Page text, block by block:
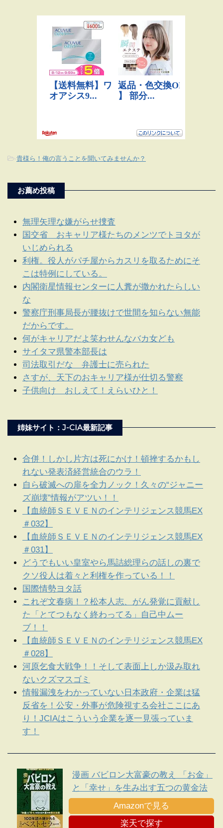
-貴様ら！俺の言うことを聞いてみませんか？
お薦め投稿
無理矢理な嫌がらせ捜査
国交省 おキャリア様たちのメンツでトヨタが
いじめられる
利権。役人がパチ屋からカスリを取るためにそ
こは特例にしている。
内閣衛星情報センターに人糞が撒かれたらしい
な
警察庁刑事局長が腰抜けで世間を知らない無能
だからです。
何がキャリアだよ笑わせんなバカ女ども
サイタマ県警本部長は
司法取引だな 弁護士に売られた
さすが、天下のおキャリア様が仕切る警察
子供向け おしえて！えらいひと！
姉妹サイト：J-CIA最新記事
合併！しかし片方は死にかけ！頓挫するかもし
れない発表済経営統合のウラ！
自ら破滅への扉を全力ノック！久々の“ジャニー
ズ崩壊”情報がアツい！！
【血統師ＳＥＶＥＮのインテリジェンス競馬EX
＃032】
【血統師ＳＥＶＥＮのインテリジェンス競馬EX
＃031】
どうでもいい皇室やら馬詰総理らの話しの裏で
クソ役人は着々と利権を作っている！！
国際情勢ヨタ話
これぞ文春病！？松本人志、がん発覚に貢献し
た「とてつもなく終わってる」自己中ムー
ブ！！
【血統師ＳＥＶＥＮのインテリジェンス競馬EX
＃028】
河原乞食大戦争！！そして表面上しか汲み取れ
ないクズマスゴミ
情報漏洩をわかっていない日本政府・企業は猛
反省を！公安・外事が危険視する会社ここにあ
り！JCIAはこういう企業を逐一見張っていま
す！
漫画 バビロン大富豪の教え 「お金」
と「幸せ」を生み出す五つの黄金法
則
Amazonで見る
楽天で探す